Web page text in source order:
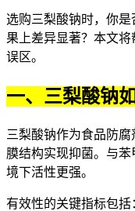
选购三梨酸钠时，你
果上差异显著？本文
误区。
一、三梨酸钠
三梨酸钠作为食品防腐
膜结构实现抑菌。与苯
境下活性更强。
有效性的关键指标包括